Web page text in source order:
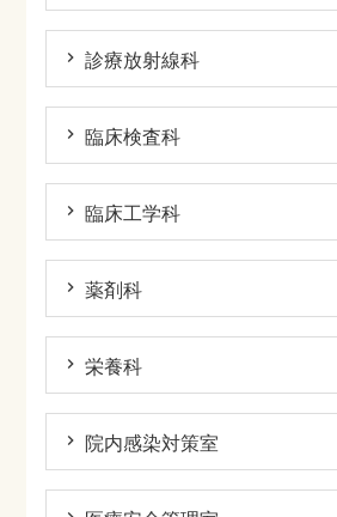
診療放射線科
臨床検査科
臨床工学科
薬剤科
栄養科
院内感染対策室